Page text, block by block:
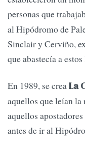
personas que
al Hipódromo de
Sinclair y Cerviño,
que abastecía a
En 1989, se creaLa
aquellos que leían la
aquellos
antes de ir al